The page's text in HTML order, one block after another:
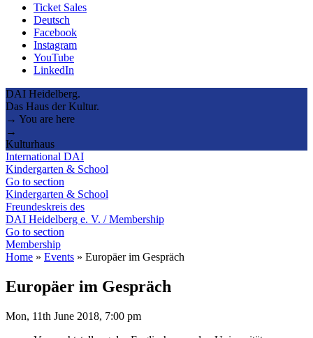
Ticket Sales
Deutsch
Facebook
Instagram
YouTube
LinkedIn
DAI Heidelberg.
Das Haus der Kultur.
→ You are here
→
Kulturhaus
International DAI
Kindergarten & School
Go to section
Kindergarten & School
Freundeskreis des
DAI Heidelberg e. V. / Membership
Go to section
Membership
Home » Events » Europäer im Gespräch
Europäer im Gespräch
Mon, 11th June 2018, 7:00 pm